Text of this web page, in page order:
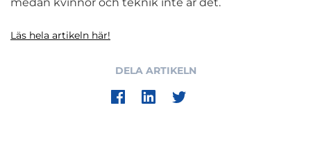
Läs hela artikeln här!
DELA ARTIKELN